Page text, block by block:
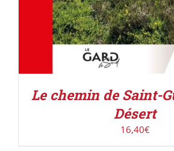
Le chemin de Saint-
Désert
16,40€